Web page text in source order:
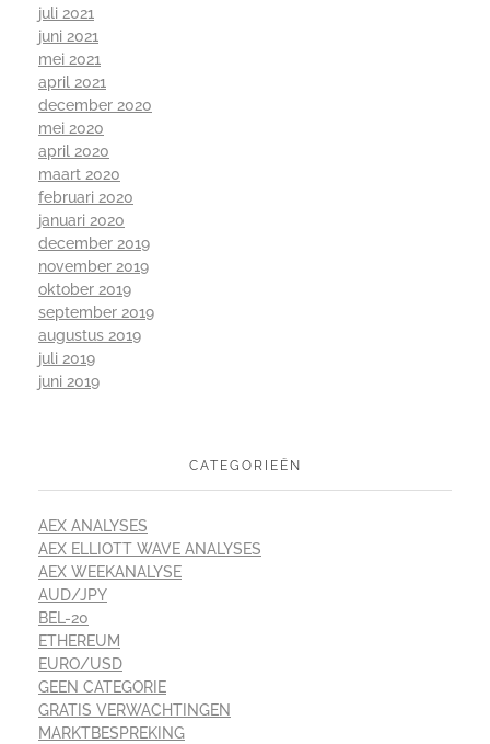
juli 2021
juni 2021
mei 2021
april 2021
december 2020
mei 2020
april 2020
maart 2020
februari 2020
januari 2020
december 2019
november 2019
oktober 2019
september 2019
augustus 2019
juli 2019
juni 2019
CATEGORIEËN
AEX ANALYSES
AEX ELLIOTT WAVE ANALYSES
AEX WEEKANALYSE
AUD/JPY
BEL-20
ETHEREUM
EURO/USD
GEEN CATEGORIE
GRATIS VERWACHTINGEN
MARKTBESPREKING